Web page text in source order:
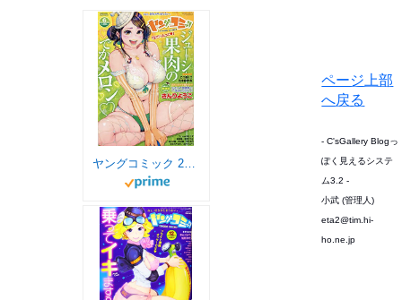
ヤングコミック 2019年 06 月号 [雑誌]
ページ上部
へ戻る
- C'sGallery Blogっ
ぽく見えるシステ
ム3.2 -
小武 (管理人)
eta2@tim.hi-
ho.ne.jp